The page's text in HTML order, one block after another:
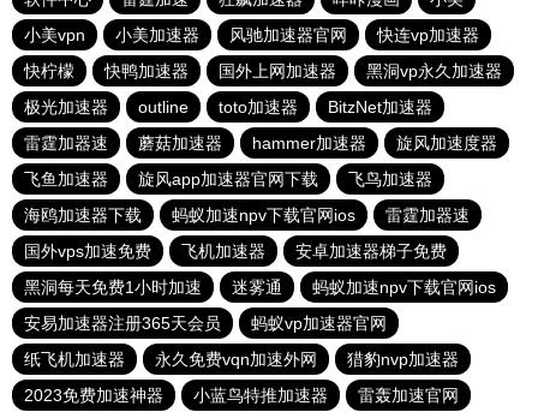
小美vpn
小美加速器 风驰加速器官网
快连vp加速器
快柠檬
快鸭加速器 国外上网加速器
黑洞vp永久加速器
极光加速器
outline toto加速器
BitzNet加速器
雷霆加器速
蘑菇加速器 hammer加速器
旋风加速度器
飞鱼加速器
旋风app加速器官网下载
飞鸟加速器
海鸥加速器下载
蚂蚁加速npv下载官网ios
雷霆加器速
国外vps加速免费
飞机加速器
安卓加速器梯子免费
黑洞每天免费1小时加速
迷雾通
蚂蚁加速npv下载官网ios
安易加速器注册365天会员
蚂蚁vp加速器官网
纸飞机加速器
永久免费vqn加速外网
猎豹nvp加速器
2023免费加速神器
小蓝鸟特推加速器 雷轰加速官网